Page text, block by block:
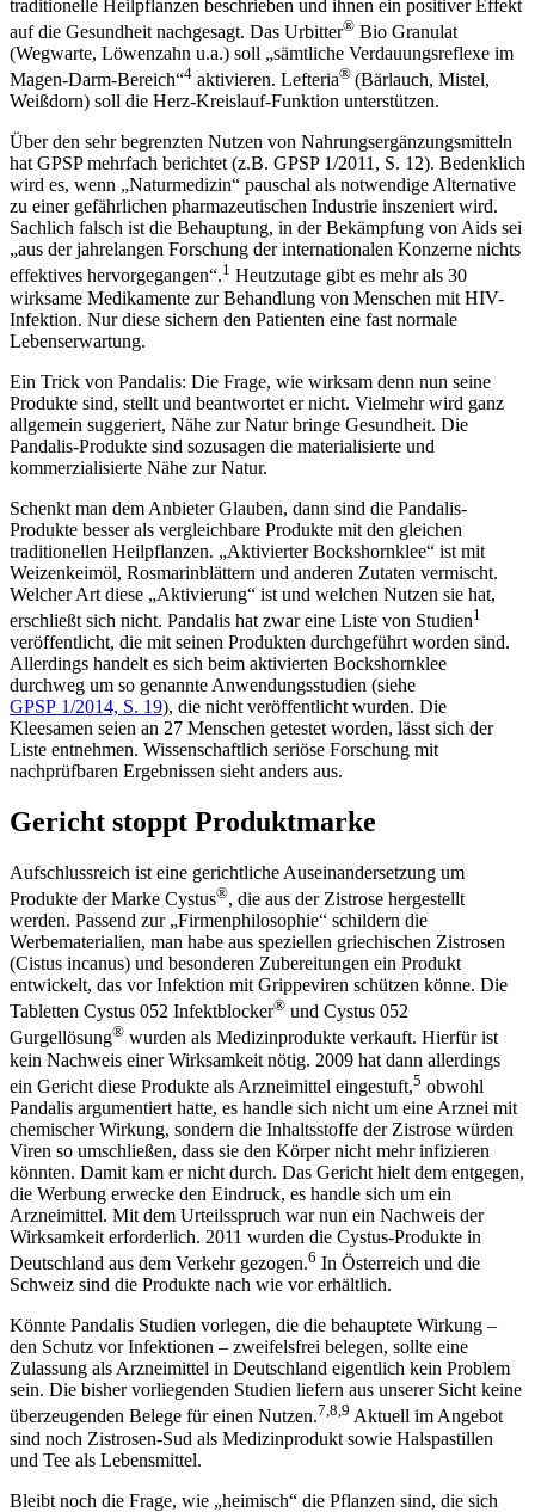
traditionelle Heilpflanzen beschrieben und ihnen ein positiver Effekt
auf die Gesundheit nachgesagt. Das Urbitter® Bio Granulat
(Wegwarte, Löwenzahn u.a.) soll „sämtliche Verdauungsreflexe im
Magen-Darm-Bereich“4 aktivieren. Lefteria® (Bärlauch, Mistel,
Weißdorn) soll die Herz-Kreislauf-Funktion unterstützen.
Über den sehr begrenzten Nutzen von Nahrungsergänzungsmitteln
hat GPSP mehrfach berichtet (z.B. GPSP 1/2011, S. 12). Bedenklich
wird es, wenn „Naturmedizin“ pauschal als notwendige Alternative
zu einer gefährlichen pharmazeutischen Industrie inszeniert wird.
Sachlich falsch ist die Behauptung, in der Bekämpfung von Aids sei
„aus der jahrelangen Forschung der internationalen Konzerne nichts
effektives hervorgegangen“.1 Heutzutage gibt es mehr als 30
wirksame Medikamente zur Behandlung von Menschen mit HIV-
Infektion. Nur diese sichern den Patienten eine fast normale
Lebenserwartung.
Ein Trick von Pandalis: Die Frage, wie wirksam denn nun seine
Produkte sind, stellt und beantwortet er nicht. Vielmehr wird ganz
allgemein suggeriert, Nähe zur Natur bringe Gesundheit. Die
Pandalis-Produkte sind sozusagen die materialisierte und
kommerzialisierte Nähe zur Natur.
Schenkt man dem Anbieter Glauben, dann sind die Pandalis-
Produkte besser als vergleichbare Produkte mit den gleichen
traditionellen Heilpflanzen. „Aktivierter Bockshornklee“ ist mit
Weizenkeimöl, Rosmarinblättern und anderen Zutaten vermischt.
Welcher Art diese „Aktivierung“ ist und welchen Nutzen sie hat,
erschließt sich nicht. Pandalis hat zwar eine Liste von Studien1
veröffentlicht, die mit seinen Produkten durchgeführt worden sind.
Allerdings handelt es sich beim aktivierten Bockshornklee
durchweg um so genannte Anwendungsstudien (siehe
GPSP 1/2014, S. 19), die nicht ver­öffentlicht wurden. Die
Kleesamen seien an 27 Menschen getestet worden, lässt sich der
Liste entnehmen. Wissenschaftlich seriöse Forschung mit
nachprüfbaren Ergebnissen sieht anders aus.
Gericht stoppt Produktmarke
Aufschlussreich ist eine gerichtliche Auseinandersetzung um
Produkte der Marke Cystus®, die aus der Zistrose hergestellt
werden. Passend zur „Firmenphilosophie“ schildern die
Werbematerialien, man habe aus speziellen griechischen Zistrosen
(Cistus incanus) und besonderen Zubereitungen ein Produkt
entwickelt, das vor Infektion mit Grippeviren schützen könne. Die
Tabletten Cystus 052 Infektblocker® und Cystus 052
Gurgellösung® wurden als Medizinprodukte verkauft. Hierfür ist
kein Nachweis einer Wirksamkeit nötig. 2009 hat dann allerdings
ein Gericht diese Produkte als Arzneimittel eingestuft,5 obwohl
Pandalis argumentiert hatte, es handle sich nicht um eine Arznei mit
chemischer Wirkung, sondern die Inhaltsstoffe der Zistrose würden
Viren so umschließen, dass sie den Körper nicht mehr infizieren
könnten. Damit kam er nicht durch. Das Gericht hielt dem entgegen,
die Werbung erwecke den Eindruck, es handle sich um ein
Arzneimittel. Mit dem Urteilsspruch war nun ein Nachweis der
Wirksamkeit erforderlich. 2011 wurden die Cystus-Produkte in
Deutschland aus dem Verkehr gezogen.6 In Österreich und die
Schweiz sind die Produkte nach wie vor erhältlich.
Könnte Pandalis Studien vorlegen, die die behauptete Wirkung –
den Schutz vor Infektionen – zweifelsfrei belegen, sollte eine
Zulassung als Arzneimittel in Deutschland eigentlich kein Problem
sein. Die bisher vorliegenden Studien liefern aus unserer Sicht keine
überzeugenden Belege für einen Nutzen.7,8,9 Aktuell im Angebot
sind noch Zistrosen-Sud als Medizinprodukt sowie Halspastillen
und Tee als Lebensmittel.
Bleibt noch die Frage, wie „heimisch“ die Pflanzen sind, die sich